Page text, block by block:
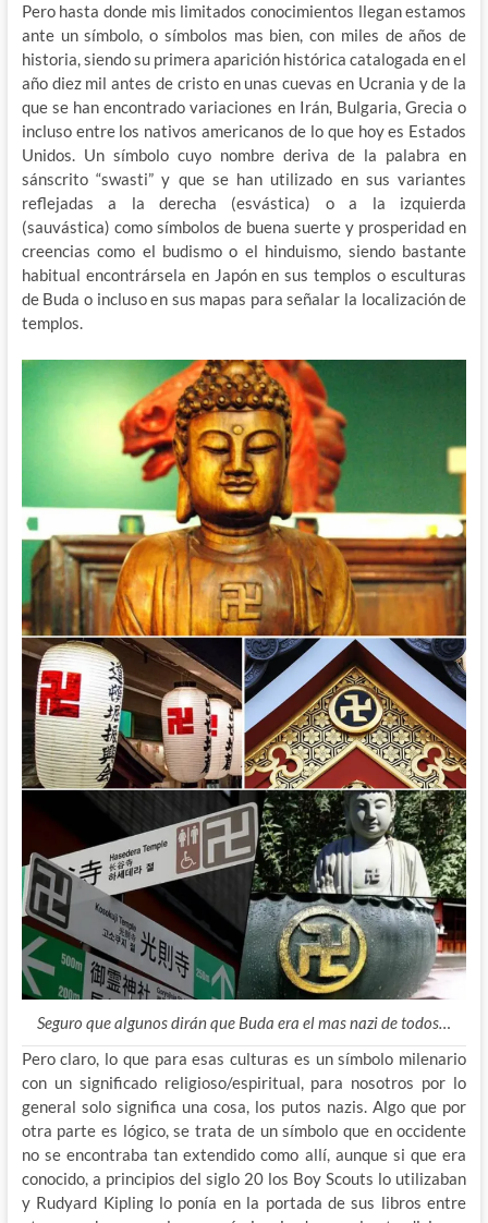
Pero hasta donde mis limitados conocimientos llegan estamos
ante un símbolo, o símbolos mas bien, con miles de años de
historia, siendo su primera aparición histórica catalogada en el
año diez mil antes de cristo en unas cuevas en Ucrania y de la
que se han encontrado variaciones en Irán, Bulgaria, Grecia o
incluso entre los nativos americanos de lo que hoy es Estados
Unidos. Un símbolo cuyo nombre deriva de la palabra en
sánscrito “swasti” y que se han utilizado en sus variantes
reflejadas a la derecha (esvástica) o a la izquierda
(sauvástica) como símbolos de buena suerte y prosperidad en
creencias como el budismo o el hinduismo, siendo bastante
habitual encontrársela en Japón en sus templos o esculturas
de Buda o incluso en sus mapas para señalar la localización de
templos.
Seguro que algunos dirán que Buda era el mas nazi de todos…
Pero claro, lo que para esas culturas es un símbolo milenario
con un significado religioso/espiritual, para nosotros por lo
general solo significa una cosa, los putos nazis. Algo que por
otra parte es lógico, se trata de un símbolo que en occidente
no se encontraba tan extendido como allí, aunque si que era
conocido, a principios del siglo 20 los Boy Scouts lo utilizaban
y Rudyard Kipling lo ponía en la portada de sus libros entre